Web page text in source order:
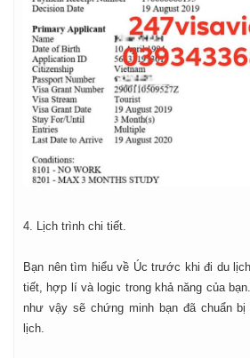
4. Lịch trình chi tiết.
Bạn nên tìm hiểu về Úc trước khi đi du
tiết, hợp lí và logic trong khả năng của
như vậy sẽ chứng minh bạn đã chuẩn
lịch.